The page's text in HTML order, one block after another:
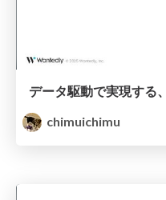
データ駆動で実現する
chimuichimu